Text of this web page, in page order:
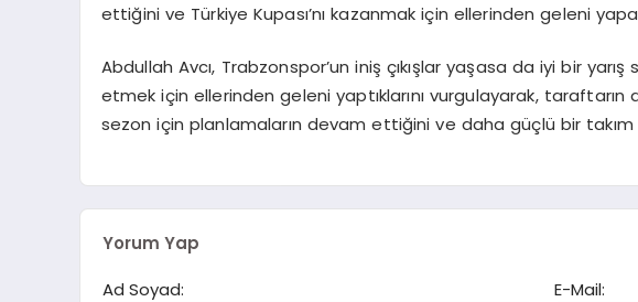
ettiğini ve Türkiye Kupası’nı kazanmak için ellerinden geleni
Abdullah Avcı, Trabzonspor’un iniş çıkışlar yaşasa da iyi bir
etmek için ellerinden geleni yaptıklarını vurgulayarak,
sezon için planlamaların devam ettiğini ve daha güçlü bir
Yorum Yap
Ad Soyad:
E-Mail: